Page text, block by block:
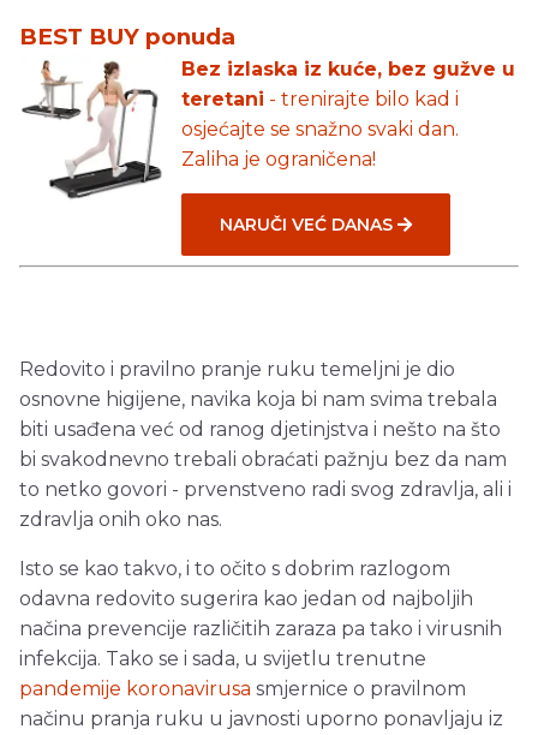
BEST BUY ponuda
Bez izlaska iz kuće, bez gužve u
teretani - trenirajte bilo kad i
osjećajte se snažno svaki dan.
Zaliha je ograničena!
NARUČI VEĆ DANAS
Redovito i pravilno pranje ruku temeljni je dio
osnovne higijene, navika koja bi nam svima trebala
biti usađena već od ranog djetinjstva i nešto na što
bi svakodnevno trebali obraćati pažnju bez da nam
to netko govori - prvenstveno radi svog zdravlja, ali i
zdravlja onih oko nas.
Isto se kao takvo, i to očito s dobrim razlogom
odavna redovito sugerira kao jedan od najboljih
načina prevencije različitih zaraza pa tako i virusnih
infekcija. Tako se i sada, u svijetlu trenutne
pandemije koronavirusa smjernice o pravilnom
načinu pranja ruku u javnosti uporno ponavljaju iz